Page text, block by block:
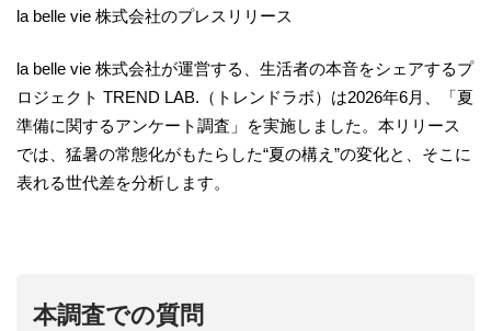
la belle vie 株式会社のプレスリリース
la belle vie 株式会社が運営する、生活者の本音をシェアするプ
ロジェクト TREND LAB.（トレンドラボ）は2026年6月、「夏
準備に関するアンケート調査」を実施しました。本リリース
では、猛暑の常態化がもたらした“夏の構え”の変化と、そこに
表れる世代差を分析します。
本調査での質問